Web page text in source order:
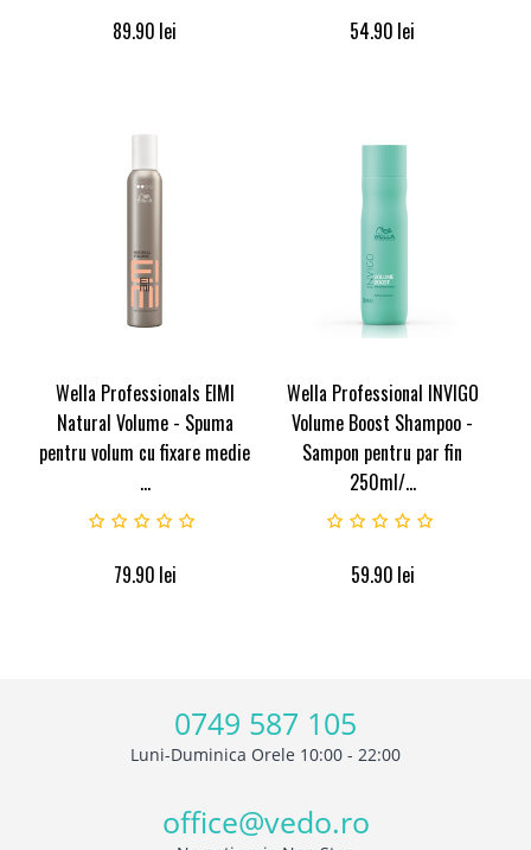
89.90 lei 54.90 lei
Wella Professionals EIMI
Natural Volume - Spuma
pentru volum cu fixare medie
...
79.90 lei
Wella Professional INVIGO
Volume Boost Shampoo -
Sampon pentru par fin
250ml/...
59.90 lei
0749 587 105
Luni-Duminica Orele 10:00 - 22:00
office@vedo.ro